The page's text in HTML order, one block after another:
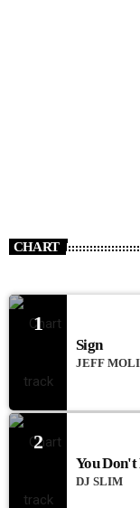
CHART
1
Sign
JEFF
2
You
DJ SLIM